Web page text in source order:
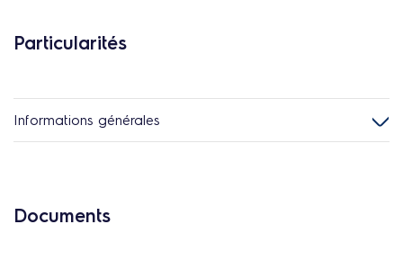
Particularités
Informations générales
Documents